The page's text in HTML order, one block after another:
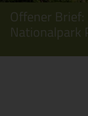
Offener
Nationalpark